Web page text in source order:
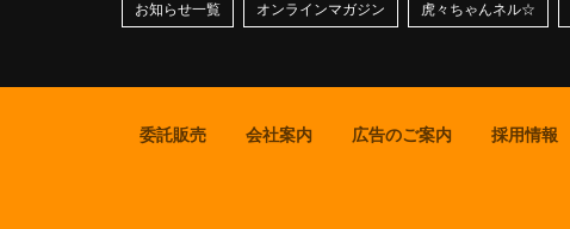
お知らせ一覧 オンラインマガジン 虎々ちゃんネル☆
委託販売 会社案内 広告のご案内 採用情報